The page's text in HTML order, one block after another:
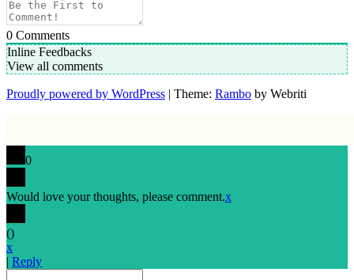
0 Comments
Inline Feedbacks
View all comments
Proudly powered by WordPress | Theme: Rambo by Webriti
0
Would love your thoughts, please comment.x
()
x
| Reply